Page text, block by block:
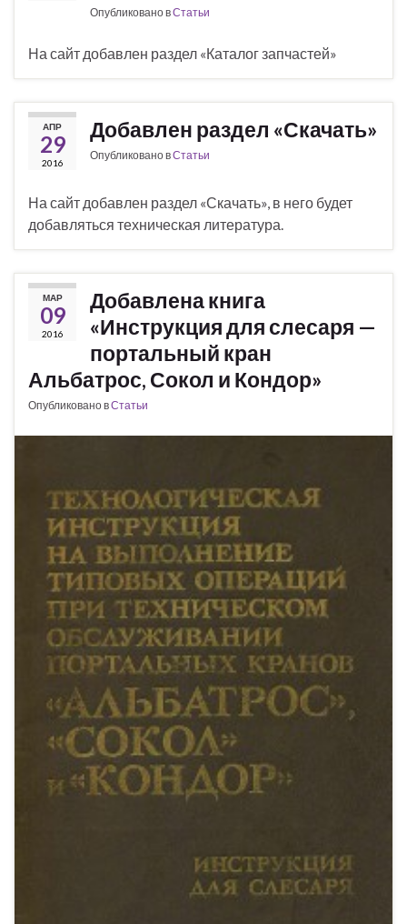
Опубликовано вСтатьи
На сайт добавлен раздел «Каталог запчастей»
АПР
29
2016
Добавлен раздел «Скачать»
Опубликовано вСтатьи
На сайт добавлен раздел «Скачать», в него будет
добавляться техническая литература.
МАР
09
2016
Добавлена книга
«Инструкция для слесаря —
портальный кран
Альбатрос, Сокол и Кондор»
Опубликовано вСтатьи